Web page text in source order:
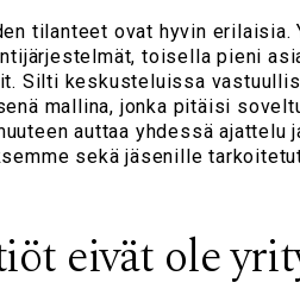
tilanteet ovat hyvin
toisella pieni
Silti keskusteluissa
mallina, jonka pitäisi
auttaa yhdessä
sekä jäsenille
eivät ole